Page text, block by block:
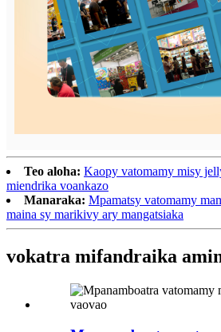
Teo aloha: Kaopy vatomamy misy
miendrika voankazo
Manaraka: Mpamatsy vatomamy
maina sy marikivy ary mangatsiaka
vokatra mifandraika